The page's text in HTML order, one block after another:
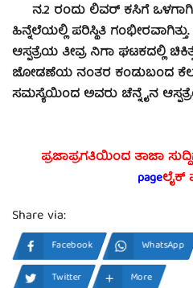
ನ.2 ರಂದು ಲಿವರ್ ಕಸಿಗೆ
ಹಿನ್ನೆಲೆಯಲ್ಲಿ ಪರಿಸ್ಥಿತಿ
ಆಸ್ಪತ್ರೆಯ ತೀವ್ರ ನಿಗಾ ಘಟಕದಲ್ಲಿ
ಜೋಡಣೆಯ ನಂತರ ಕಂಡುಬಂದ
ಸಮಸ್ಯೆಯಿಂದ ಅವರು ಚೆನ್ನೈನ
ಪ್ರಜಾಪ್ರಗತಿಯಿಂದ ತಾಜಾ
pageಲೈಕ್
Share via:
Facebook WhatsApp
Twitter
More